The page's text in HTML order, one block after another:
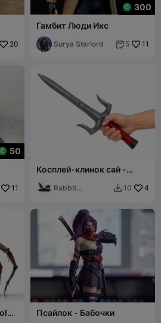
20
300
Гамбит Люди Икс
Surya Starlord  5 11
50
11
Косплей-клинок сай -
Rabbit
 10 4
Псайлок - Бабочки